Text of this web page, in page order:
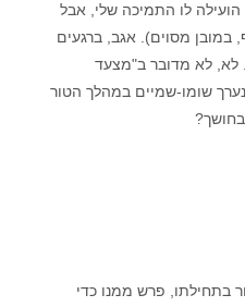
לו התמיכה שלי, אבל
במובן מסוים). אגב, ברגעים
לא, לא מדובר ב"מצעד
שומו-שמיים במהלך הטור
בתחילתו, פרש ממנו כדי